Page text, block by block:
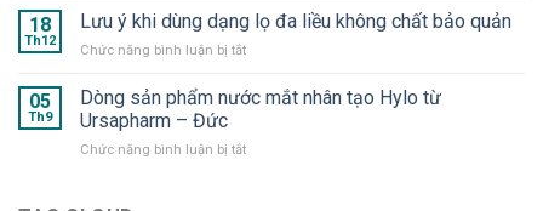
–
tạo
tép
–
chất
thiết
1
và
OMK
–
trong
18
Th12
Lưu ý khi dùng dạng lọ đa liều không chất bảo quản
Chức năng bình luận bị tắtở
ý
dạng
05
Th9
Dòng sản phẩm nước mắt nhân tạo Hylo từ
Ursapharm – Đức
Chức năng bình luận bị tắtở